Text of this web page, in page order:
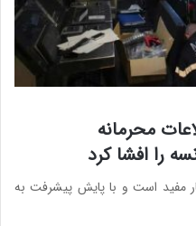
محرمانه
را افشا کرد
مفید است و با پایش پیشرفت به